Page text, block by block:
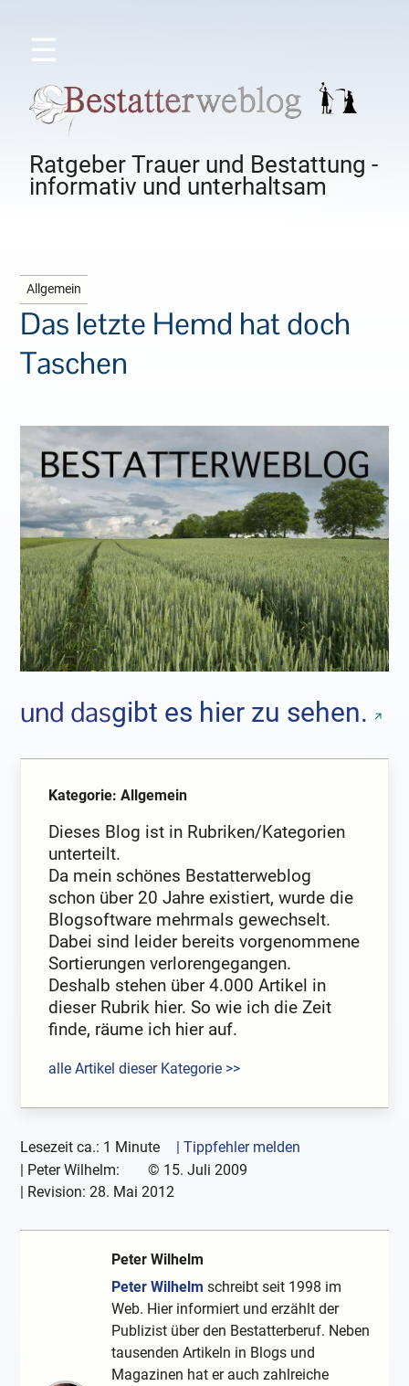
☰
Ratgeber Trauer und Bestattung -
informativ und unterhaltsam
Allgemein
Das letzte Hemd hat doch
Taschen
und dasgibt es hier zu sehen.
Kategorie: Allgemein
Dieses Blog ist in Rubriken/Kategorien
unterteilt.
Da mein schönes Bestatterweblog
schon über 20 Jahre existiert, wurde die
Blogsoftware mehrmals gewechselt.
Dabei sind leider bereits vorgenommene
Sortierungen verlorengegangen.
Deshalb stehen über 4.000 Artikel in
dieser Rubrik hier. So wie ich die Zeit
finde, räume ich hier auf.
alle Artikel dieser Kategorie >>
Lesezeit ca.: 1 Minute
| Tippfehler melden
| Peter Wilhelm: © 15. Juli 2009
| Revision:28. Mai 2012
Peter Wilhelm
Peter Wilhelm schreibt seit 1998 im
Web. Hier informiert und erzählt der
Publizist über den Bestatterberuf. Neben
tausenden Artikeln in Blogs und
Magazinen hat er auch zahlreiche